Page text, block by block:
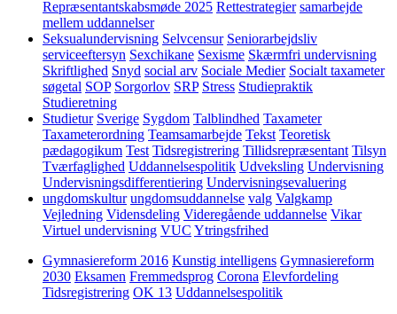
Repræsentantskabsmøde 2025 Rettestrategier samarbejde
mellem uddannelser
Seksualundervisning Selvcensur Seniorarbejdsliv
serviceeftersyn Sexchikane Sexisme Skærmfri undervisning
Skriftlighed Snyd social arv Sociale Medier Socialt taxameter
søgetal SOP Sorgorlov SRP Stress Studiepraktik
Studieretning
Studietur Sverige Sygdom Talblindhed Taxameter
Taxameterordning Teamsamarbejde Tekst Teoretisk
pædagogikum Test Tidsregistrering Tillidsrepræsentant Tilsyn
Tværfaglighed Uddannelsespolitik Udveksling Undervisning
Undervisningsdifferentiering Undervisningsevaluering
ungdomskultur ungdomsuddannelse valg Valgkamp
Vejledning Vidensdeling Videregående uddannelse Vikar
Virtuel undervisning VUC Ytringsfrihed
Gymnasiereform 2016 Kunstig intelligens Gymnasiereform
2030 Eksamen Fremmedsprog Corona Elevfordeling
Tidsregistrering OK 13 Uddannelsespolitik